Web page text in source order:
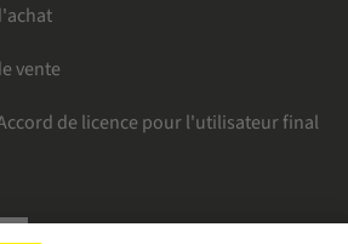
vente
de licence pour l'utilisateur final